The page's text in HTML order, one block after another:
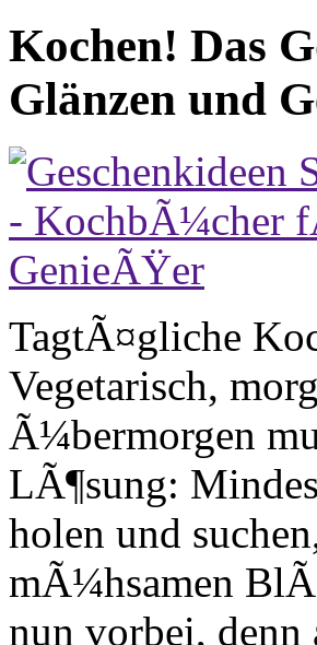
Kochen! Das
Glänzen und
TagtÃ¤gliche
Vegetarisch,
Ã¼bermorgen
LÃ¶sung:
holen und
mÃ¼hsamen
nun vorbei, denn